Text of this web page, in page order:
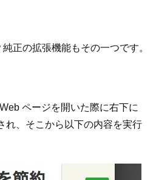
正の拡張機能もその一つです。
ページを開いた際に右下に
れ、そこから以下の内容を実行